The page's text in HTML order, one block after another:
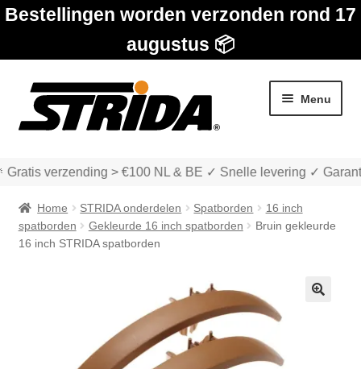
Bestellingen worden verzonden rond 17
augustus 📦
Ga
door
naar
Ga
naar
de
Menu
verzending > €100 NL & BE ✓ Snelle levering ✓
Home STRIDA onderdelen Spatborden
16 inch
spatborden
Gekleurde 16 inch spatborden
Bruin gekleurde
16 inch STRIDA spatborden